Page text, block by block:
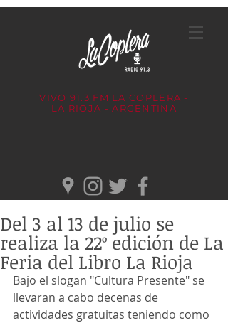
VIVO 91.3 FM LA COPLERA -
LA RIOJA - ARGENTINA
Del 3 al 13 de julio se
realiza la 22º edición de La
Feria del Libro La Rioja
Bajo el slogan "Cultura Presente" se
llevaran a cabo decenas de
actividades gratuitas teniendo como